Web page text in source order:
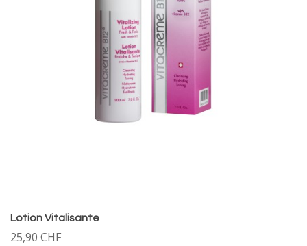
Lotion Vitalisante
25,90 CHF